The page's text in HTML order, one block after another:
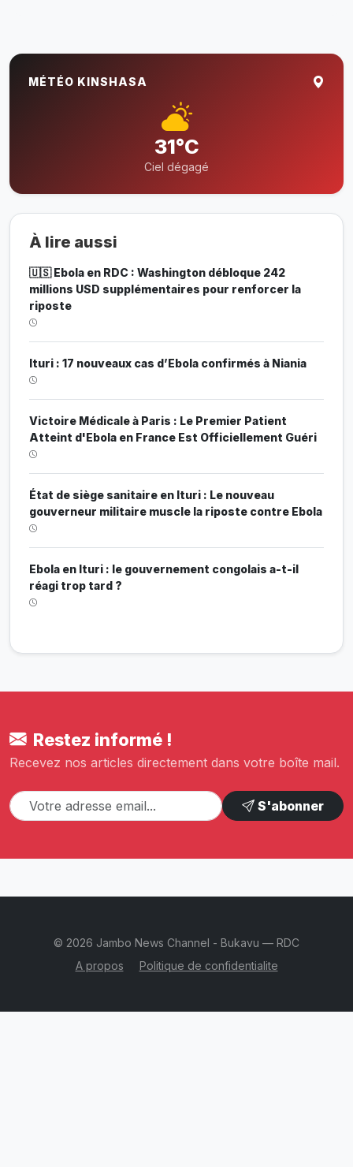
MÉTÉO KINSHASA
31°C
Ciel dégagé
À lire aussi
🇺🇸 Ebola en RDC : Washington débloque 242
millions USD supplémentaires pour renforcer la
riposte
Ituri : 17 nouveaux cas d’Ebola confirmés à Niania
Victoire Médicale à Paris : Le Premier Patient
Atteint d'Ebola en France Est Officiellement Guéri
État de siège sanitaire en Ituri : Le nouveau
gouverneur militaire muscle la riposte contre Ebola
Ebola en Ituri : le gouvernement congolais a-t-il
réagi trop tard ?
Restez informé !
Recevez nos articles directement dans votre boîte mail.
S'abonner
© 2026 Jambo News Channel - Bukavu — RDC
A propos
Politique de confidentialite